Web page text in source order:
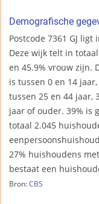
Demografische
Postcode 7361 GJ
Deze wijk telt in
en 45.9% vrouw zijn.
is tussen 0 en 14
tussen 25 en 44 jaar,
jaar of ouder. 39% is
totaal 2.045
27% huishoudens
bestaat een
Bron: CBS